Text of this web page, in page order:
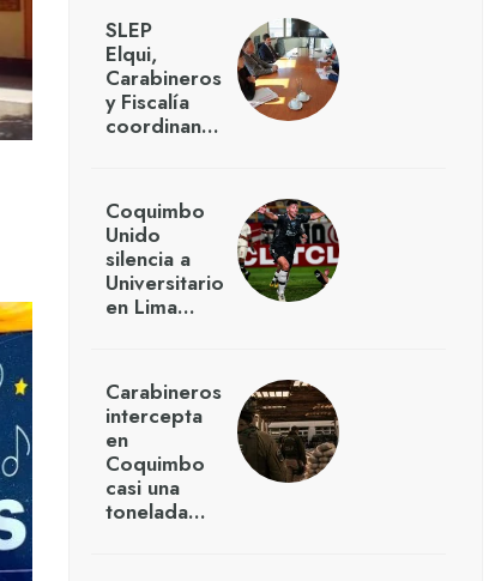
SLEP
Elqui,
Carabineros
y Fiscalía
coordinan…
Coquimbo
Unido
silencia a
Universitario
en Lima…
Carabineros
intercepta
en
Coquimbo
casi una
tonelada…